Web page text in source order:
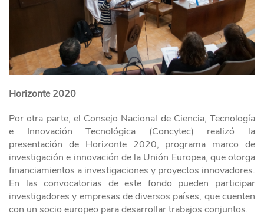
Horizonte 2020
Por otra parte, el Consejo Nacional de Ciencia, Tecnología
e Innovación Tecnológica (Concytec) realizó la
presentación de Horizonte 2020, programa marco de
investigación e innovación de la Unión Europea, que otorga
financiamientos a investigaciones y proyectos innovadores.
En las convocatorias de este fondo pueden participar
investigadores y empresas de diversos países, que cuenten
con un socio europeo para desarrollar trabajos conjuntos.